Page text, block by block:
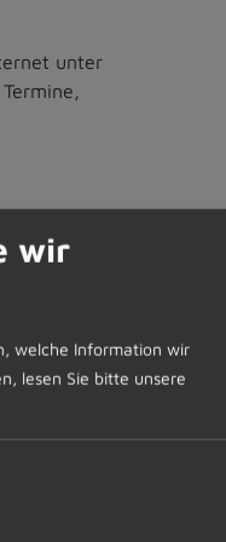
unter
Ersten
wir
welche Information wir
lesen Sie bitte unsere